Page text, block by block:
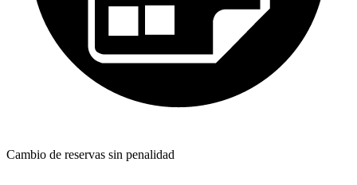
Cambio de reservas sin penalidad